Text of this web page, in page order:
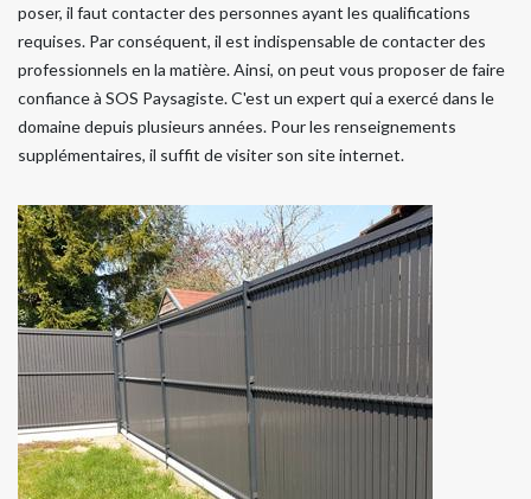
poser, il faut contacter des personnes ayant les qualifications
requises. Par conséquent, il est indispensable de contacter des
professionnels en la matière. Ainsi, on peut vous proposer de faire
confiance à SOS Paysagiste. C'est un expert qui a exercé dans le
domaine depuis plusieurs années. Pour les renseignements
supplémentaires, il suffit de visiter son site internet.